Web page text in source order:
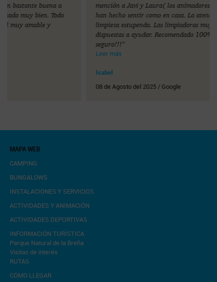
mención a Javi y Laura( los animadores ) que son de 10, nos
han hecho sentir como en casa. La atención en recepción y la
limpieza estupenda. Las limpiadoras muy pendientes y siempre
dispuestas a ayudar. Recomendado 100%. Volveremos
08 de Agosto del 2025 / Google
MAPA WEB
CAMPING
BUNGALOWS
INSTALACIONES Y SERVICIOS
ACTIVIDADES Y ANIMACIÓN
ACTIVIDADES DEPORTIVAS
INFORMACIÓN TURÍSTICA
Parque Natural de la Breña
Visitas de interés
RUTAS
CÓMO LLEGAR